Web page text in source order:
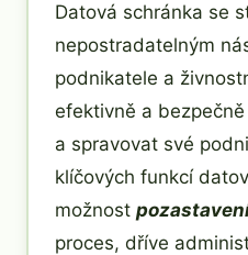
Datová schránka se
nepostradatelným
podnikatele a
efektivně a
a spravovat své
klíčových funkcí
možnost
proces, dříve